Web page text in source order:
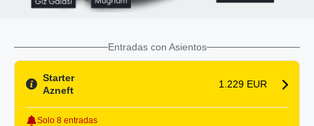
Entradas con Asientos
Starter
Azneft
1.229 EUR
Solo 8 entradas